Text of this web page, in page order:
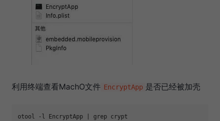
利用终端查看MachO文件 EncryptApp 是否已经被加壳
otool -l